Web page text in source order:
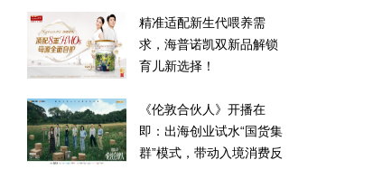
精准适配新生代喂养需
求，海普诺凯双新品解锁
育儿新选择！
《伦敦合伙人》开播在
即：出海创业试水“国货集
群”模式，带动入境消费反